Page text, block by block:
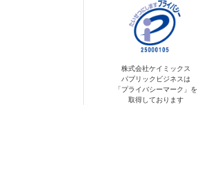
株式会社ケイミックス
パブリックビジネスは
「プライバシーマーク」を
取得しております